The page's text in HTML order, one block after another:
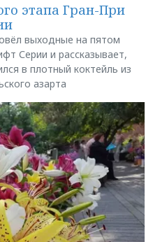
этапа Гран-При
выходные на пятом
Серии и рассказывает,
в плотный коктейль из
азарта